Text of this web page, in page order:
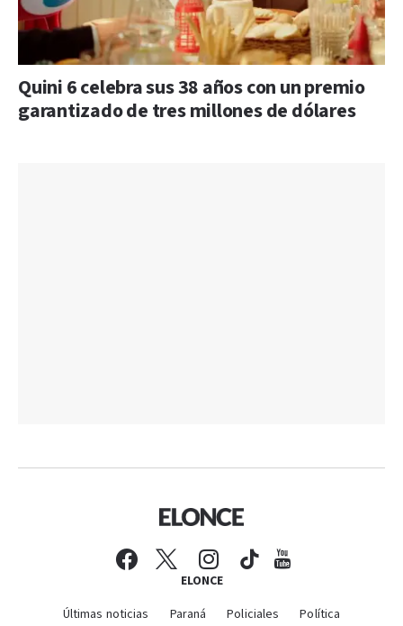
Quini 6 celebra sus 38 años con un premio
garantizado de tres millones de dólares
ELONCE
Últimas noticias Paraná Policiales Política